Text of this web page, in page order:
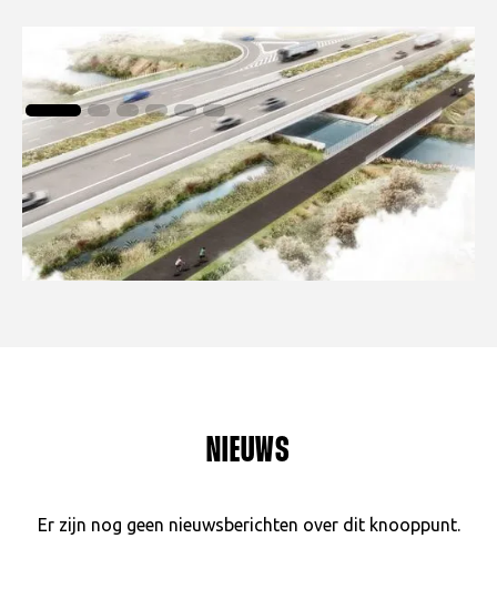
NIEUWS
Er zijn nog geen nieuwsberichten over dit knooppunt.